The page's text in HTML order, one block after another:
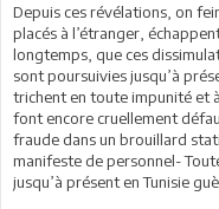
Depuis ces révélations, on
placés à l’étranger,
longtemps, que ces
sont poursuivies jusqu’à
trichent en toute impunité et
font encore cruellement
fraude dans un brouillard
manifeste de personnel-
jusqu’à présent en Tunisie